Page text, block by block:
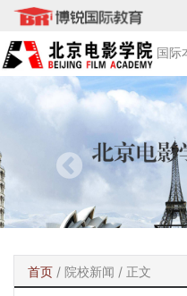
国际
首页 / 院校新闻 / 正文